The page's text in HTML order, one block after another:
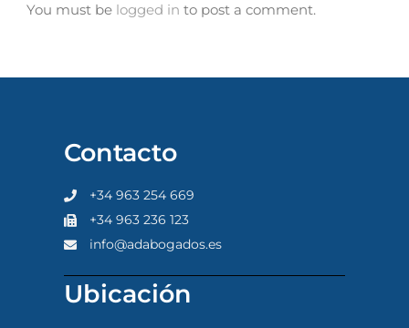
You must be logged in to post a comment.
Contacto
+34 963 254 669
+34 963 236 123
info@adabogados.es
Ubicación